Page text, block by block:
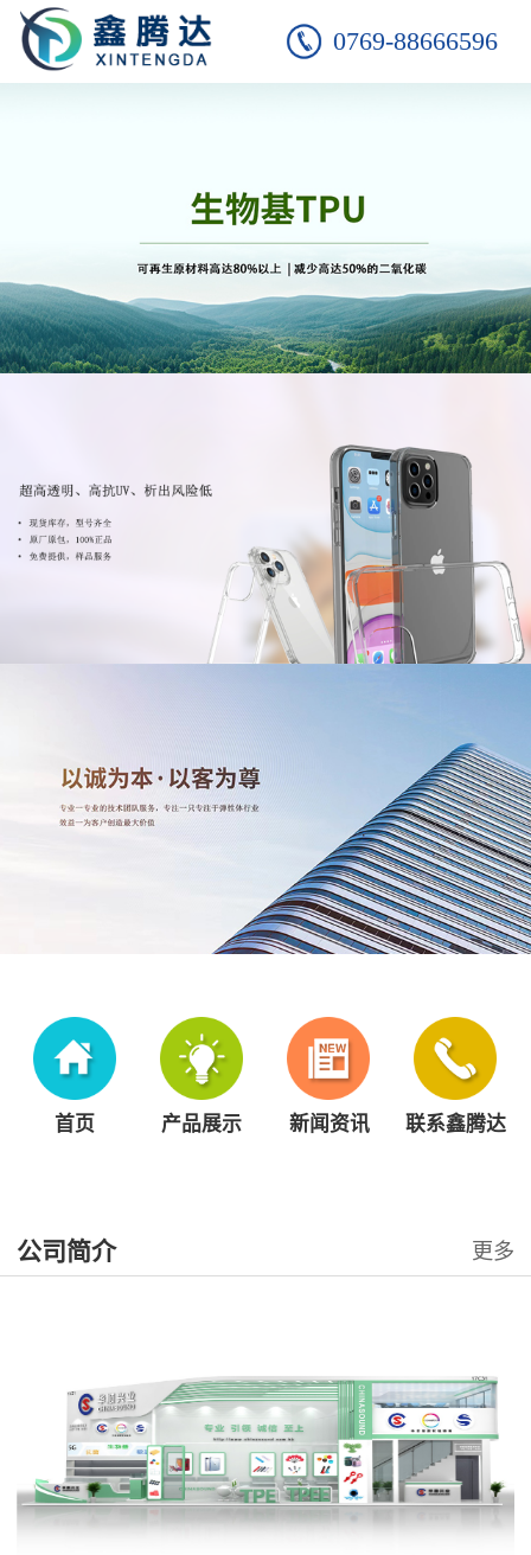
0769-88666596
首页 产品展示 新闻资讯 联系鑫腾达
公司简介 更多